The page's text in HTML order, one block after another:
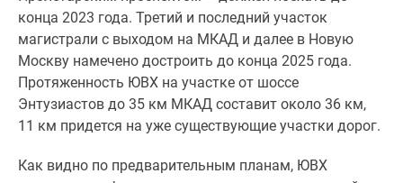
Семейная
ипотека
Военная
ипотека
Банки
Медиа
конца 2023 года. Третий и последний участок
магистрали с выходом на МКАД и далее в Новую
Москву намечено достроить до конца 2025 года.
Протяженность ЮВХ на участке от шоссе
Энтузиастов до 35 км МКАД составит около 36 км,
11 км придется на уже существующие участки дорог.
Как видно по предварительным планам, ЮВХ